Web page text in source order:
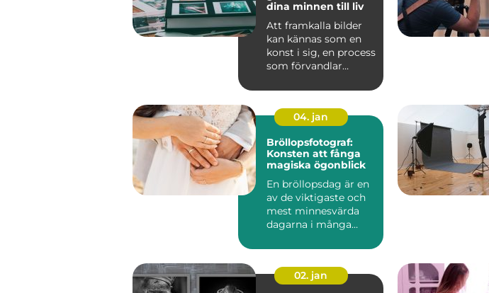
dina minnen till liv
Att framkalla bilder
kan kännas som en
konst i sig, en process
som förvandlar
04. jan
Bröllopsfotograf:
Konsten att fånga
magiska ögonblick
En bröllopsdag är en
av de viktigaste och
mest minnesvärda
dagarna i många
02. jan